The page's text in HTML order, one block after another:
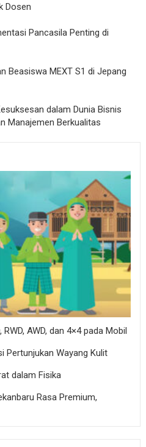
Dosen
Pancasila Penting di
Beasiswa MEXT S1 di Jepang
dalam Dunia Bisnis
Manajemen Berkualitas
AWD, dan 4×4 pada Mobil
Pertunjukan Wayang Kulit
dalam Fisika
Rasa Premium,